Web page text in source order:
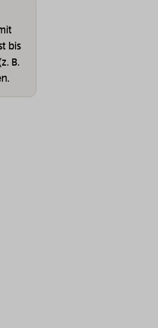
bis
B.